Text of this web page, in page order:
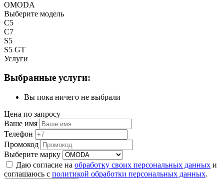
OMODA
Выберите модель
C5
C7
S5
S5 GT
Услуги
Выбранные услуги:
Вы пока ничего не выбрали
Цена по запросу
Ваше имя
Телефон
Промокод
Выберите марку
Даю согласие на обработку своих персональных данных и
соглашаюсь с политикой обработки персональных данных.